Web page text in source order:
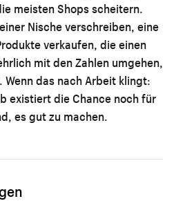
meisten Shops scheitern.
Nische verschreiben, eine
verkaufen, die einen
mit den Zahlen umgehen,
das nach Arbeit klingt:
existiert die Chance noch für
es gut zu machen.